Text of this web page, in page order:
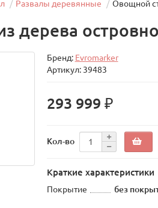
Развалы деревянные Овощной
дерева
Бренд: Evromarker
Артикул: 39483
293 999 ₽
Кол-во
Краткие характеристики
Покрытие
без